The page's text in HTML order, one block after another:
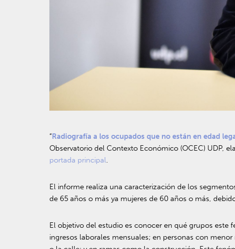
“Radiografía a los ocupados que no están en edad
Observatorio del Contexto Económico (OCEC) UDP,
portada principal.
El informe realiza una caracterización de los
de 65 años o más ya mujeres de 60 años o más,
El objetivo del estudio es conocer en qué grupos
ingresos laborales mensuales; en personas con